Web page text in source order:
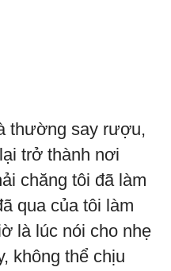
thường say rượu,
trở thành nơi
chăng tôi đã làm
qua của tôi làm
là lúc nói cho nhẹ
không thể chịu